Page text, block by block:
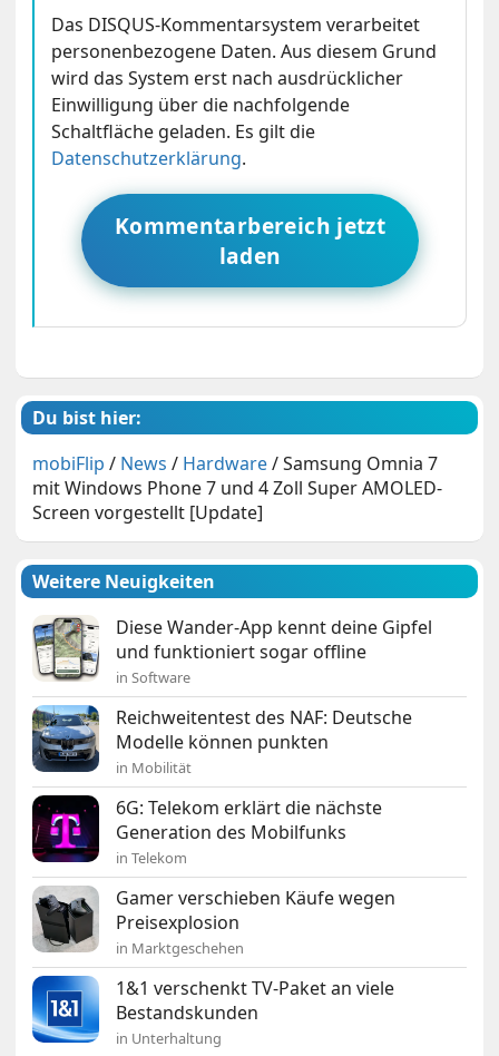
Das DISQUS-Kommentarsystem verarbeitet
personenbezogene Daten. Aus diesem Grund
wird das System erst nach ausdrücklicher
Einwilligung über die nachfolgende
Schaltfläche geladen. Es gilt die
Datenschutzerklärung.
Kommentarbereich jetzt
laden
Du bist hier:
mobiFlip / News / Hardware/Samsung Omnia 7
mit Windows Phone 7 und 4 Zoll Super AMOLED-
Screen vorgestellt [Update]
Weitere Neuigkeiten
Diese Wander-App kennt deine Gipfel
und funktioniert sogar offline
in Software
Reichweitentest des NAF: Deutsche
Modelle können punkten
in Mobilität
6G: Telekom erklärt die nächste
Generation des Mobilfunks
in Telekom
Gamer verschieben Käufe wegen
Preisexplosion
in Marktgeschehen
1&1 verschenkt TV-Paket an viele
Bestandskunden
in Unterhaltung